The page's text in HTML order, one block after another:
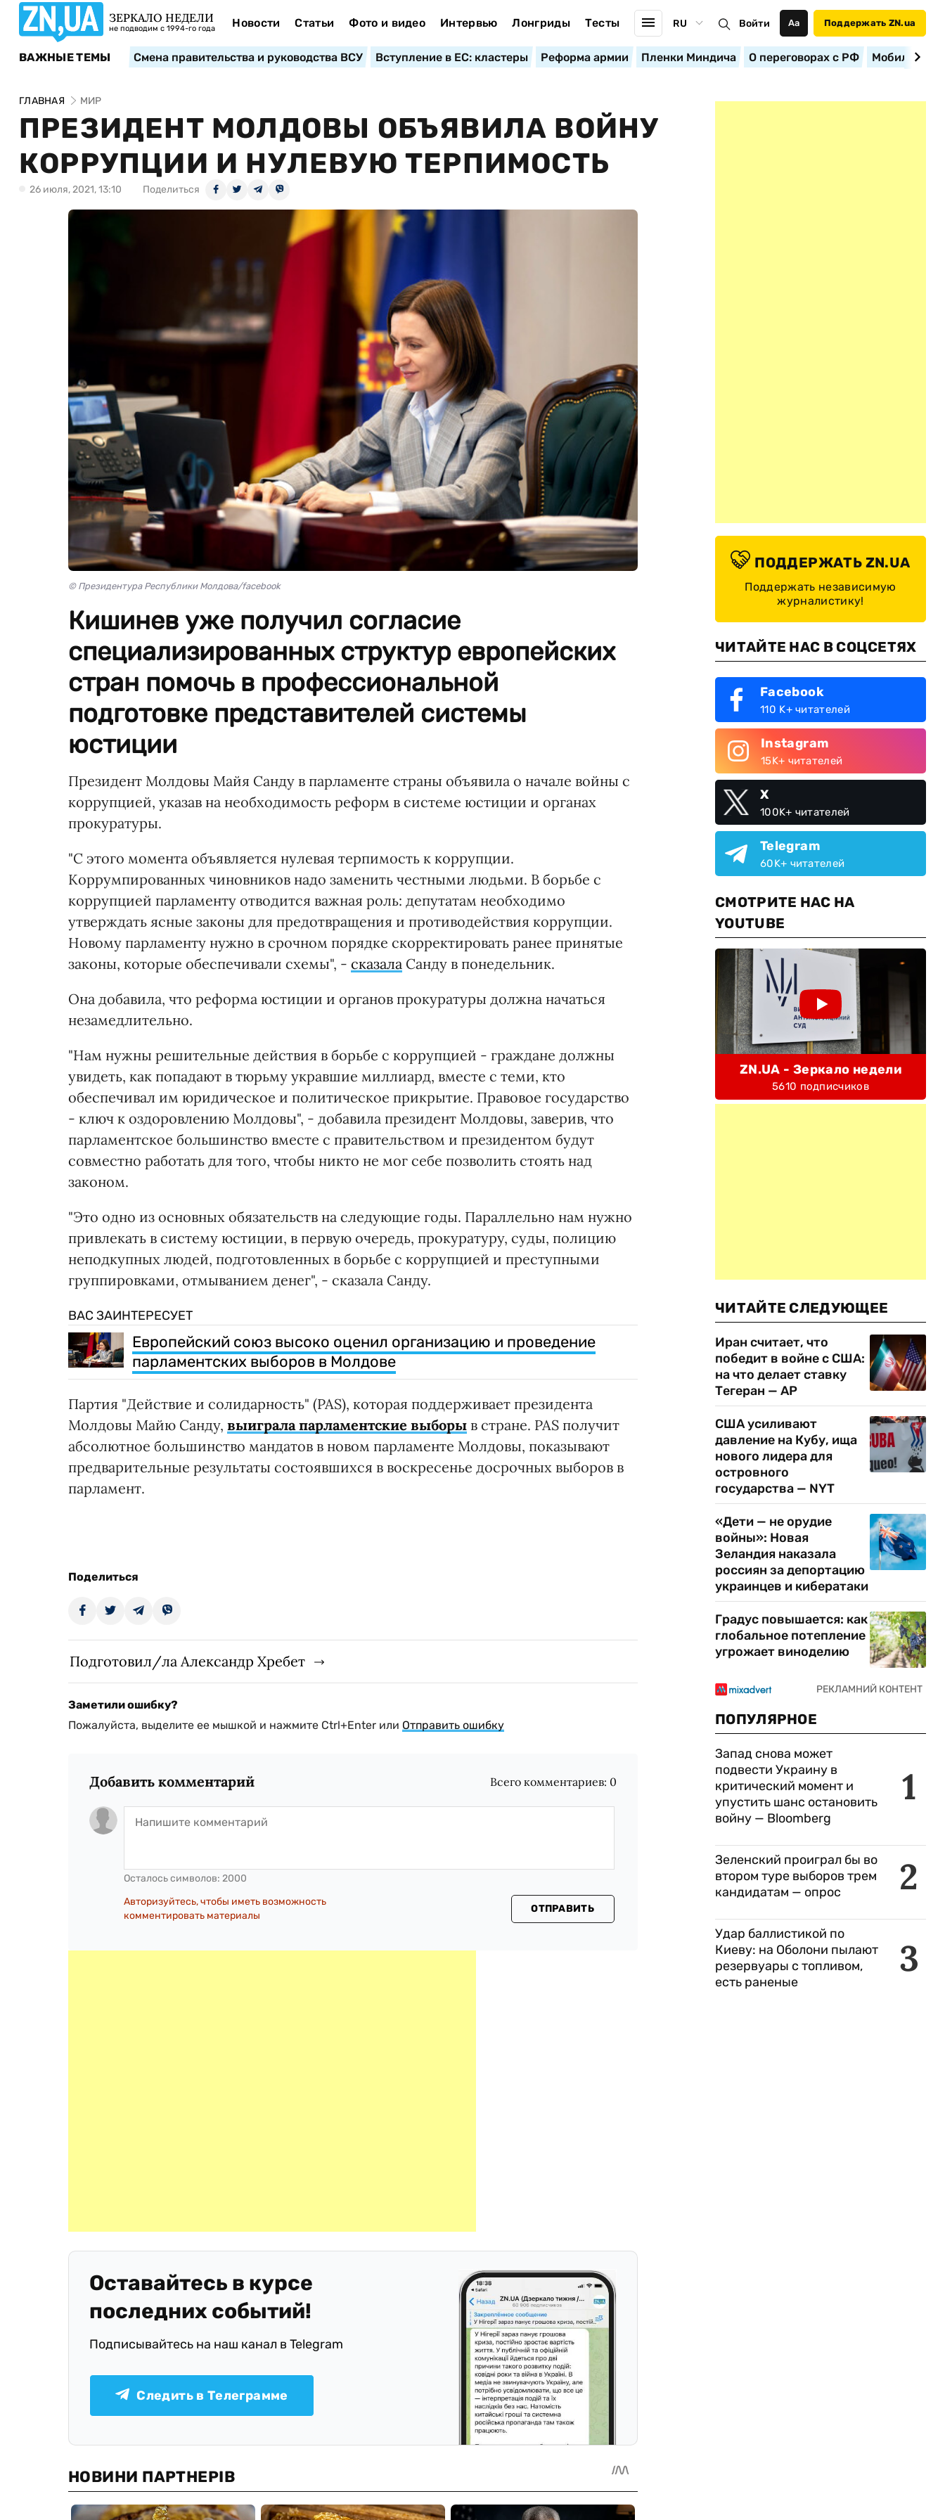
ЗЕРКАЛО НЕДЕЛИ
не подводим с 1994-го года Новости Статьи Фото и видео Интервью Лонгриды Тесты RU Войти Аа Поддержать ZN.ua
ВАЖНЫЕ ТЕМЫ Смена правительства и руководства ВСУ Вступление в ЕС: кластеры Реформа армии Пленки Миндича О переговорах с РФ
ГЛАВНАЯ МИР
ПРЕЗИДЕНТ МОЛДОВЫ ОБЪЯВИЛА ВОЙНУ
КОРРУПЦИИ И НУЛЕВУЮ ТЕРПИМОСТЬ
26 июля, 2021, 13:10 Поделиться
© Президентура Республики Молдова/facebook
Кишинев уже получил согласие
специализированных структур европейских
стран помочь в профессиональной
подготовке представителей системы
юстиции
Президент Молдовы Майя Санду в парламенте страны объявила о начале войны с
коррупцией, указав на необходимость реформ в системе юстиции и органах
прокуратуры.
"С этого момента объявляется нулевая терпимость к коррупции.
Коррумпированных чиновников надо заменить честными людьми. В борьбе с
коррупцией парламенту отводится важная роль: депутатам необходимо
утверждать ясные законы для предотвращения и противодействия коррупции.
Новому парламенту нужно в срочном порядке скорректировать ранее принятые
законы, которые обеспечивали схемы", - сказала Санду в понедельник.
Она добавила, что реформа юстиции и органов прокуратуры должна начаться
незамедлительно.
"Нам нужны решительные действия в борьбе с коррупцией - граждане должны
увидеть, как попадают в тюрьму укравшие миллиард, вместе с теми, кто
обеспечивал им юридическое и политическое прикрытие. Правовое государство
- ключ к оздоровлению Молдовы", - добавила президент Молдовы, заверив, что
парламентское большинство вместе с правительством и президентом будут
совместно работать для того, чтобы никто не мог себе позволить стоять над
законом.
"Это одно из основных обязательств на следующие годы. Параллельно нам нужно
привлекать в систему юстиции, в первую очередь, прокуратуру, суды, полицию
неподкупных людей, подготовленных в борьбе с коррупцией и преступными
группировками, отмыванием денег", - сказала Санду.
ВАС ЗАИНТЕРЕСУЕТ
Европейский союз высоко оценил организацию и проведение
парламентских выборов в Молдове
Партия "Действие и солидарность" (PAS), которая поддерживает президента
Молдовы Майю Санду, выиграла парламентские выборы в стране. PAS получит
абсолютное большинство мандатов в новом парламенте Молдовы, показывают
предварительные результаты состоявшихся в воскресенье досрочных выборов в
парламент.
Поделиться
Подготовил/ла Александр Хребет
Заметили ошибку?
Пожалуйста, выделите ее мышкой и нажмите Ctrl+Enter или Отправить ошибку
Добавить комментарий Всего комментариев: 0
Осталось символов: 2000
Авторизуйтесь, чтобы иметь возможность
комментировать материалы
ОТПРАВИТЬ
Оставайтесь в курсе
последних событий!
Подписывайтесь на наш канал в Telegram
Следить в Телеграмме
ПОДДЕРЖАТЬ ZN.UA
Поддержать независимую
журналистику!
ЧИТАЙТЕ НАС В СОЦСЕТЯХ
Facebook
110 K+ читателей
Instagram
15K+ читателей
X
100K+ читателей
Telegram
60K+ читателей
СМОТРИТЕ НАС НА
YOUTUBE
ZN.UA - Зеркало недели
5610 подписчиков
ЧИТАЙТЕ СЛЕДУЮЩЕЕ
Иран считает, что
победит в войне с США:
на что делает ставку
Тегеран — AP
США усиливают
давление на Кубу, ища
нового лидера для
островного
государства — NYT
«Дети — не орудие
войны»: Новая
Зеландия наказала
россиян за депортацию
украинцев и кибератаки
Градус повышается: как
глобальное потепление
угрожает виноделию
ПОПУЛЯРНОЕ
1
Запад снова может
подвести Украину в
критический момент и
упустить шанс остановить
войну — Bloomberg
2
Зеленский проиграл бы во
втором туре выборов трем
кандидатам — опрос
3
Удар баллистикой по
Киеву: на Оболони пылают
резервуары с топливом,
есть раненые